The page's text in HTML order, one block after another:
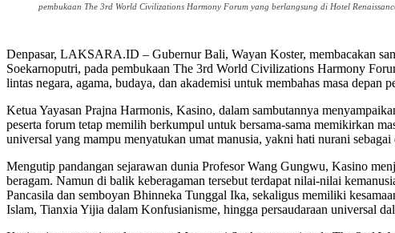
pembukaan The 3rd World Civilizations Harmony Forum yang berlangsung di Hotel
Denpasar, LAKSARA.ID – Gubernur Bali, Wayan Koster, membacakan
Soekarnoputri, pada pembukaan The 3rd World Civilizations Harmony
lintas negara, agama, budaya, dan akademisi untuk membahas masa depan
Ketua Yayasan Prajna Harmonis, Kasino, dalam sambutannya
peserta forum tetap memilih berkumpul untuk bersama-sama memikirkan
universal yang mampu menyatukan umat manusia, yakni hati nurani
Mengutip pandangan sejarawan dunia Profesor Wang Gungwu, Kasino
beragam. Namun di balik keberagaman tersebut terdapat nilai-nilai
Pancasila dan semboyan Bhinneka Tunggal Ika, sekaligus memiliki
Islam, Tianxia Yijia dalam Konfusianisme, hingga persaudaraan universal